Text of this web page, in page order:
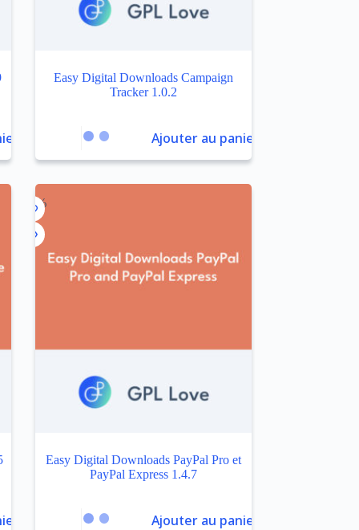
Easy Digital Downloads Campaign
Tracker 1.0.2
Ajouter au panier
-96%
Easy Digital Downloads PayPal Pro et
PayPal Express 1.4.7
Ajouter au panier